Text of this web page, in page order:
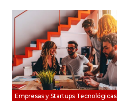
Empresas y Startups Tecnológicas